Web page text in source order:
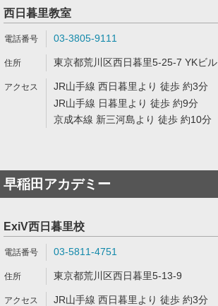
西日暮里教室
03-3805-9111
東京都荒川区西日暮里5-25-7 YKビル
JR山手線 西日暮里より 徒歩 約3分
JR山手線 日暮里より 徒歩 約9分
京成本線 新三河島より 徒歩 約10分
早稲田アカデミー
ExiV西日暮里校
03-5811-4751
東京都荒川区西日暮里5-13-9
JR山手線 西日暮里より 徒歩 約3分